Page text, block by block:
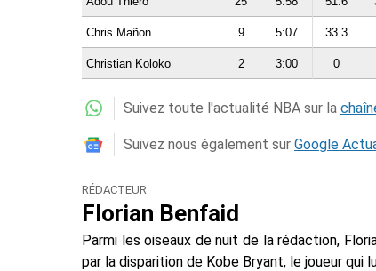
Chris Mañon 9 5:07 33.3
Christian Koloko 2 3:00 0
Suivez toute l'actualité NBA sur la
Suivez nous également sur Google
RÉDACTEUR
Florian Benfaid
Parmi les oiseaux de nuit de la rédaction,
par la disparition de Kobe Bryant, le joueur qui